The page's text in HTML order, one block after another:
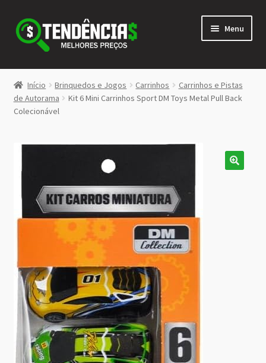
Pular
para
navegação
Pular
para
conteúdo
Menu
LOJA
<>
Início Brinquedos e Jogos Carrinhos
Carrinhos e Pistas
de Autorama
Kit 6 Mini Carrinhos Sport DM Toys Metal Pull Back
Colecionável